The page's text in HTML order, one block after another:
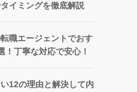
イミングを徹底解説
職エージェントでおす
！丁寧な対応で安心！
12の理由と解決して内